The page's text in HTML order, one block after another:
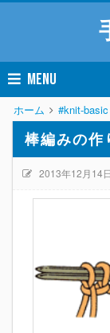
MENU
ホーム #knit-basic
棒編みの作
2013年12月14